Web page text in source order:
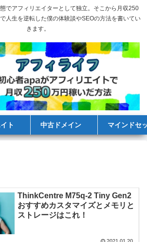
でアフィリエイターとして独立。そこから月収250
人生を逆転した僕の体験談やSEOの方法を書いてい
きます。
ト 中古ドメイン マインドセ
ThinkCentre M75q-2 Tiny Gen2
おすすめカスタマイズとメモリと
ストレージはこれ！